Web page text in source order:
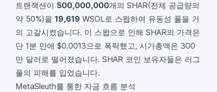
트랜잭션이 500,000,000개의 SHAR(전체 공급량의
약 50%)을 19,619 WSOL로 스왑하여 유동성 풀을 거
의 고갈시켰습니다. 이 스왑으로 인해 SHAR의 가격은
단 1분 만에 $0.0013으로 폭락했고, 시가총액은 300
만 달러로 떨어졌습니다. SHAR 코인 보유자들은 러그
풀의 피해를 입었습니다.
MetaSleuth를 통한 자금 흐름 분석